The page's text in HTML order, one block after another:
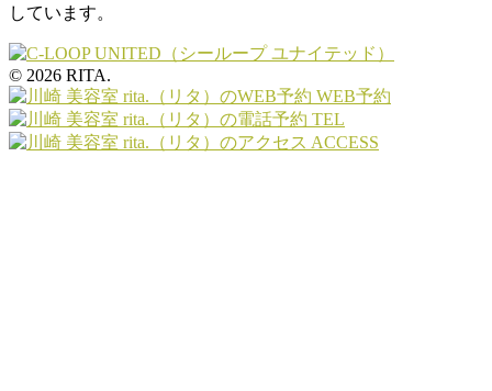
しています。
© 2026 RITA.
WEB予約
TEL
ACCESS